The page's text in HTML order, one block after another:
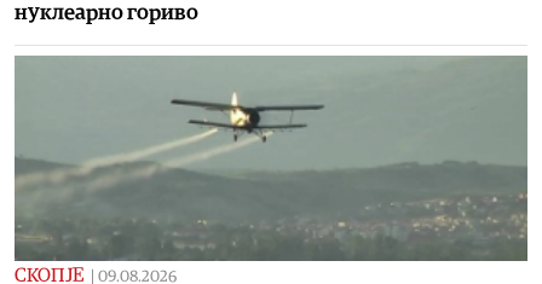
нуклеарно гориво
СКОПЈЕ 09.08.2026